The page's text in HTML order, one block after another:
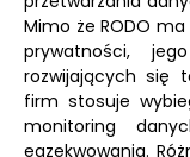
Mimo że RODO
prywatności,
rozwijających się
firm stosuje
monitoring
egzekwowania.